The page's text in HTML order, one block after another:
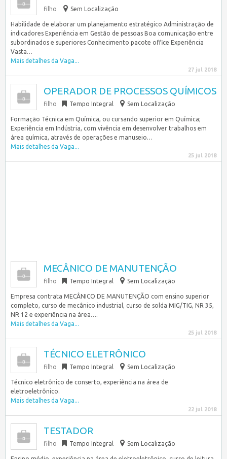
filho Sem Localização
Habilidade de elaborar um planejamento estratégico Administração de
indicadores Experiência em Gestão de pessoas Boa comunicação entre
subordinados e superiores Conhecimento pacote office Experiência
Vasta…
Mais detalhes da Vaga...
27 jul 2018
OPERADOR DE PROCESSOS QUÍMICOS
filho Tempo Integral Sem Localização
Formação Técnica em Química, ou cursando superior em Química;
Experiência em Indústria, com vivência em desenvolver trabalhos em
área química, através de operações e manuseio…
Mais detalhes da Vaga...
25 jul 2018
MECÂNICO DE MANUTENÇÃO
filho Tempo Integral Sem Localização
Empresa contrata MECÂNICO DE MANUTENÇÃO com ensino superior
completo, curso de mecânico industrial, curso de solda MIG/TIG, NR 35,
NR 12 e experiência na área….
Mais detalhes da Vaga...
25 jul 2018
TÉCNICO ELETRÔNICO
filho Tempo Integral Sem Localização
Técnico eletrônico de conserto, experiência na área de
eletroeletrônico.
Mais detalhes da Vaga...
22 jul 2018
TESTADOR
filho Tempo Integral Sem Localização